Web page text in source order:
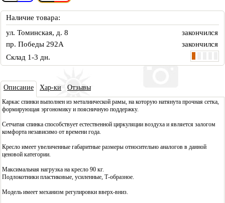
Наличие товара:
ул. Томинская, д. 8
закончился
пр. Победы 292А
закончился
Склад 1-3 дн.
Описание Хар-ки Отзывы
Каркас спинки выполнен из металиической рамы, на которую натянута прочная сетка,
формирующая эргономику и поясничную поддержку.
Сетчатая спинка способствует естественной циркуляции воздуха и является залогом
комфорта независимо от времени года.
Кресло имеет увеличенные габаритные размеры относительно аналогов в данной
ценовой категории.
Максимальная нагрузка на кресло 90 кг.
Подлокотники пластиковые, усиленные, Т-образное.
Модель имеет механизм регулировки вверх-вниз.